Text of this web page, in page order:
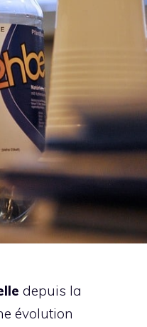
depuis la
évolution